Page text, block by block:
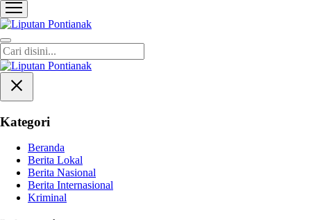
Liputan Pontianak
Berita Terkini dan TerUpdate
Kategori
Beranda
Berita Lokal
Berita Nasional
Berita Internasional
Kriminal